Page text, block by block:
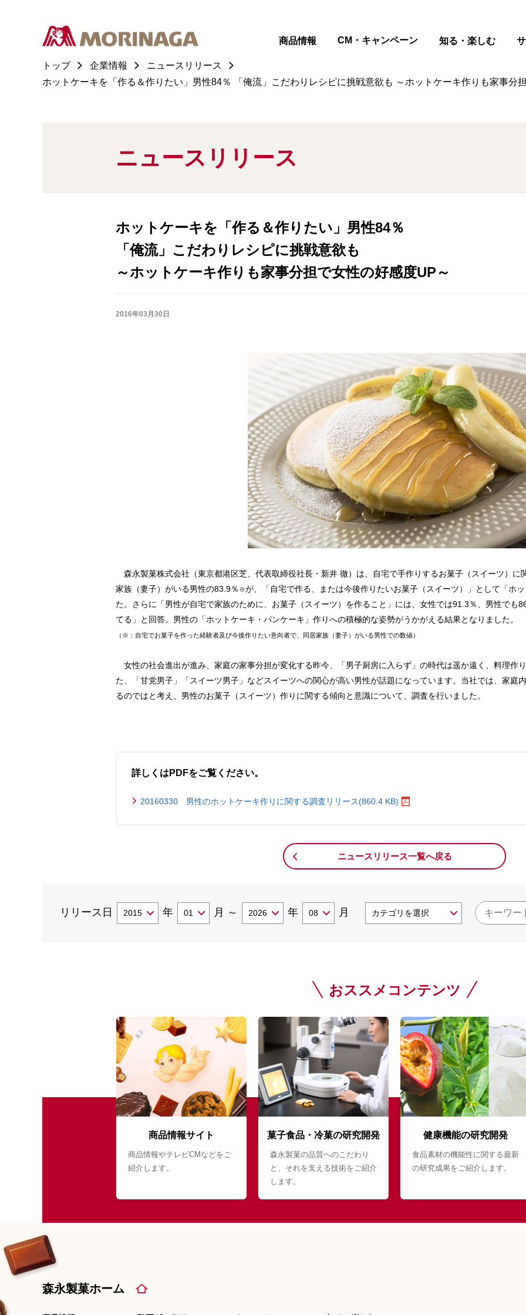
商品情報 CM・キャンペーン 知る・楽しむ
トップ 企業情報
ニュースリリース
ホットケーキを「作る＆作りたい」男性84％ 「俺流」こだわりレシピに挑戦意欲も ～ホットケーキ作りも家事分
ニュースリリース
ホットケーキを「作る＆作りたい」男性84％
「俺流」こだわりレシピに挑戦意欲も
～ホットケーキ作りも家事分担で女性の好感度UP～
2016年03月30日
森永製菓株式会社（東京都港区芝、代表取締役社長・新井 徹）は、自宅で手作りするお菓子（スイーツ）に
家族（妻子）がいる男性の83.9％ ※が、「自宅で作る、または今後作りたいお菓子（スイーツ）」として「ホ
た。さらに「男性が自宅で家族のために、お菓子（スイーツ）を作ること」には、女性では91.3％、男性でも
てる」と回答。男性の「ホットケーキ・パンケーキ」作りへの積極的な姿勢がうかがえる結果となりました。
（※：自宅でお菓子を作った経験者及び今後作りたい意向者で、同居家族（妻子）がいる男性での数値）
女性の社会進出が進み、家庭の家事分担が変化する昨今、「男子厨房に入らず」の時代は遥か遠く、料理作
た、「甘党男子」「スイーツ男子」などスイーツへの関心が高い男性が話題になっています。当社では、家庭
るのではと考え、男性のお菓子（スイーツ）作りに関する傾向と意識について、調査を行いました。
詳しくはPDFをご覧ください。
20160330 男性のホットケーキ作りに関する調査リリース(860.4 KB)
ニュースリリース一覧へ戻る
リリース日 年 月 ～ 年 月
おススメコンテンツ
商品情報サイト
商品情報やテレビCMなどをご
紹介します。
菓子食品・冷菓の研究開発
森永製菓の品質へのこだわり
と、それを支える技術をご紹介
します。
健康機能の研究開発
食品素材の機能性に関する最新
の研究成果をご紹介します。
森永製菓ホーム